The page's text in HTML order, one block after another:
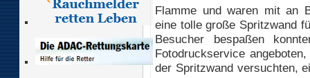
Flamme und waren mit an
eine tolle große Spritzwand
Besucher bespaßen
Fotodruckservice
der Spritzwand versuchten,